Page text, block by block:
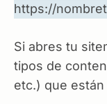
https://
Si abres tu
tipos de
etc.) que